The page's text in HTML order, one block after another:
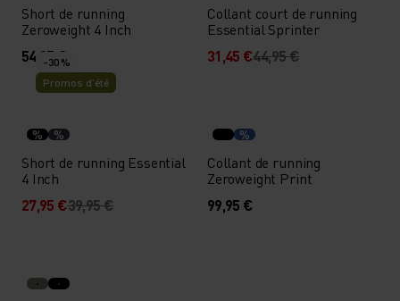
Short de running
Zeroweight 4 Inch
54,95 €
Collant court de running
Essential Sprinter
31,45 €44,95 €
-30 %
Promos d’été
% %
Short de running Essential
4 Inch
27,95 €39,95 €
%
Collant de running
Zeroweight Print
99,95 €